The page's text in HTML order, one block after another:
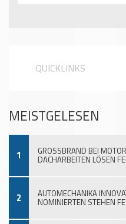
QUICKLINKS
MEISTGELESEN
1 GROSSBRAND BEI
DACHARBEITEN LÖSEN
2 AUTOMECHANIKA
NOMINIERTEN STEHEN